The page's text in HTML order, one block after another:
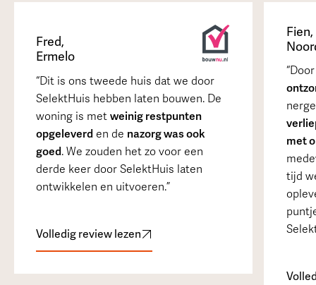
Fred,
Ermelo
Dit is ons tweede huis dat we door
SelektHuis hebben laten bouwen. De
woning is metweinig restpunten
opgeleverd en de nazorg was ook
goed. We zouden het zo voor een
derde keer door SelektHuis laten
ontwikkelen en uitvoeren.
Volledig review lezen
Fien,
met
tijd